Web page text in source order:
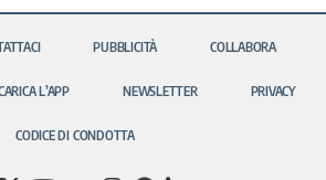
PUBBLICITÀ COLLABORA
L’APP NEWSLETTER PRIVACY
CODICE DI CONDOTTA